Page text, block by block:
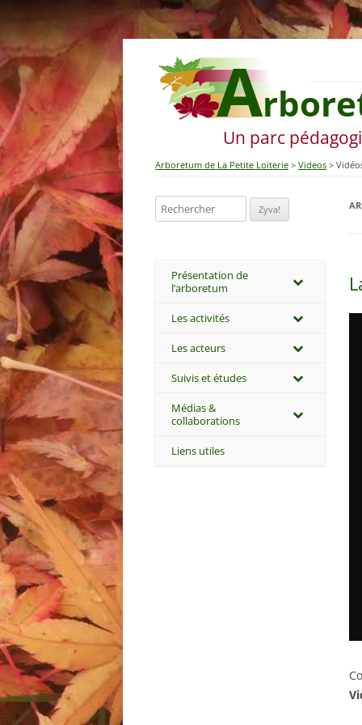
A
Un parc
Arboretum de La Petite Loiterie Videos
Rechercher:
Présentation de
l’arboretum
Les activités
Les acteurs
Suivis et études
Médias &
collaborations
Liens utiles